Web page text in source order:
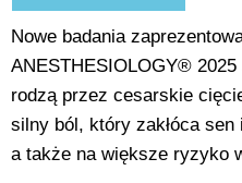
Nowe badania
ANESTHESIOLOGY®
rodzą przez cesarskie
silny ból, który zakłóca
a także na większe ryzyko